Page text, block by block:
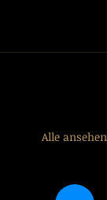
Alle ansehen